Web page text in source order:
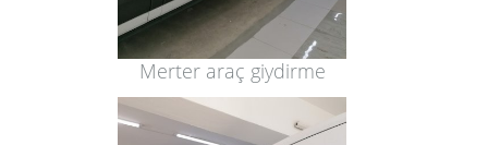
Merter araç giydirme